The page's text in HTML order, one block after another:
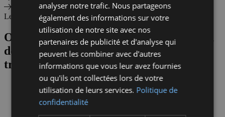
Les services inclus dans le fee mensuel (99 €/mois/part)
OWN18 prend en charge toute la gestion
de votre maison pour garantir votre
tranquillité :
Gestion des travaux et rénovations avant votre arrivée si
nécessaire
analyser notre trafic. Nous partageons
également des informations sur votre
utilisation de notre site avec nos
partenaires de publicité et d'analyse qui
peuvent les combiner avec d'autres
informations que vous leur avez fournies
ou qu'ils ont collectées lors de votre
utilisation de leurs services. Politique de
confidentialité